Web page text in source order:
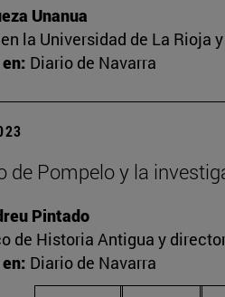
Unanua
la Universidad de La Rioja
Diario de Navarra
de Pompelo y la
Pintado
de Historia Antigua y
Diario de Navarra